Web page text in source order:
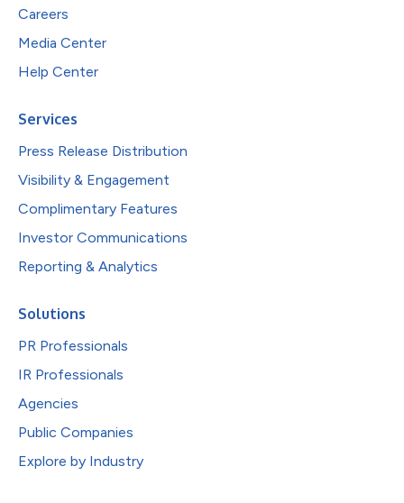
Careers
Media Center
Help Center
Services
Press Release Distribution
Visibility & Engagement
Complimentary Features
Investor Communications
Reporting & Analytics
Solutions
PR Professionals
IR Professionals
Agencies
Public Companies
Explore by Industry